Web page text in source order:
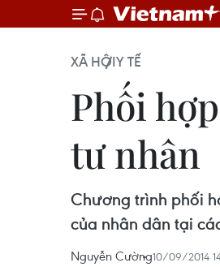
XÃ HỘIY TẾ
Phối
tư nhân
Chương trình phối
của nhân dân tại
Nguyễn Cường10/09/2014